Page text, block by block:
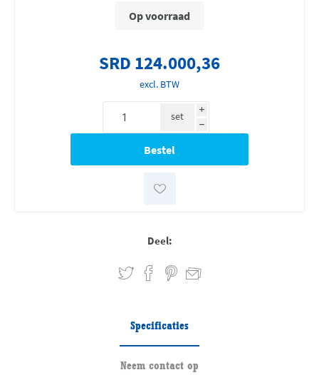
Op voorraad
SRD 124.000,36
excl. BTW
i
h
set
Deel:
Specificaties
Neem contact op